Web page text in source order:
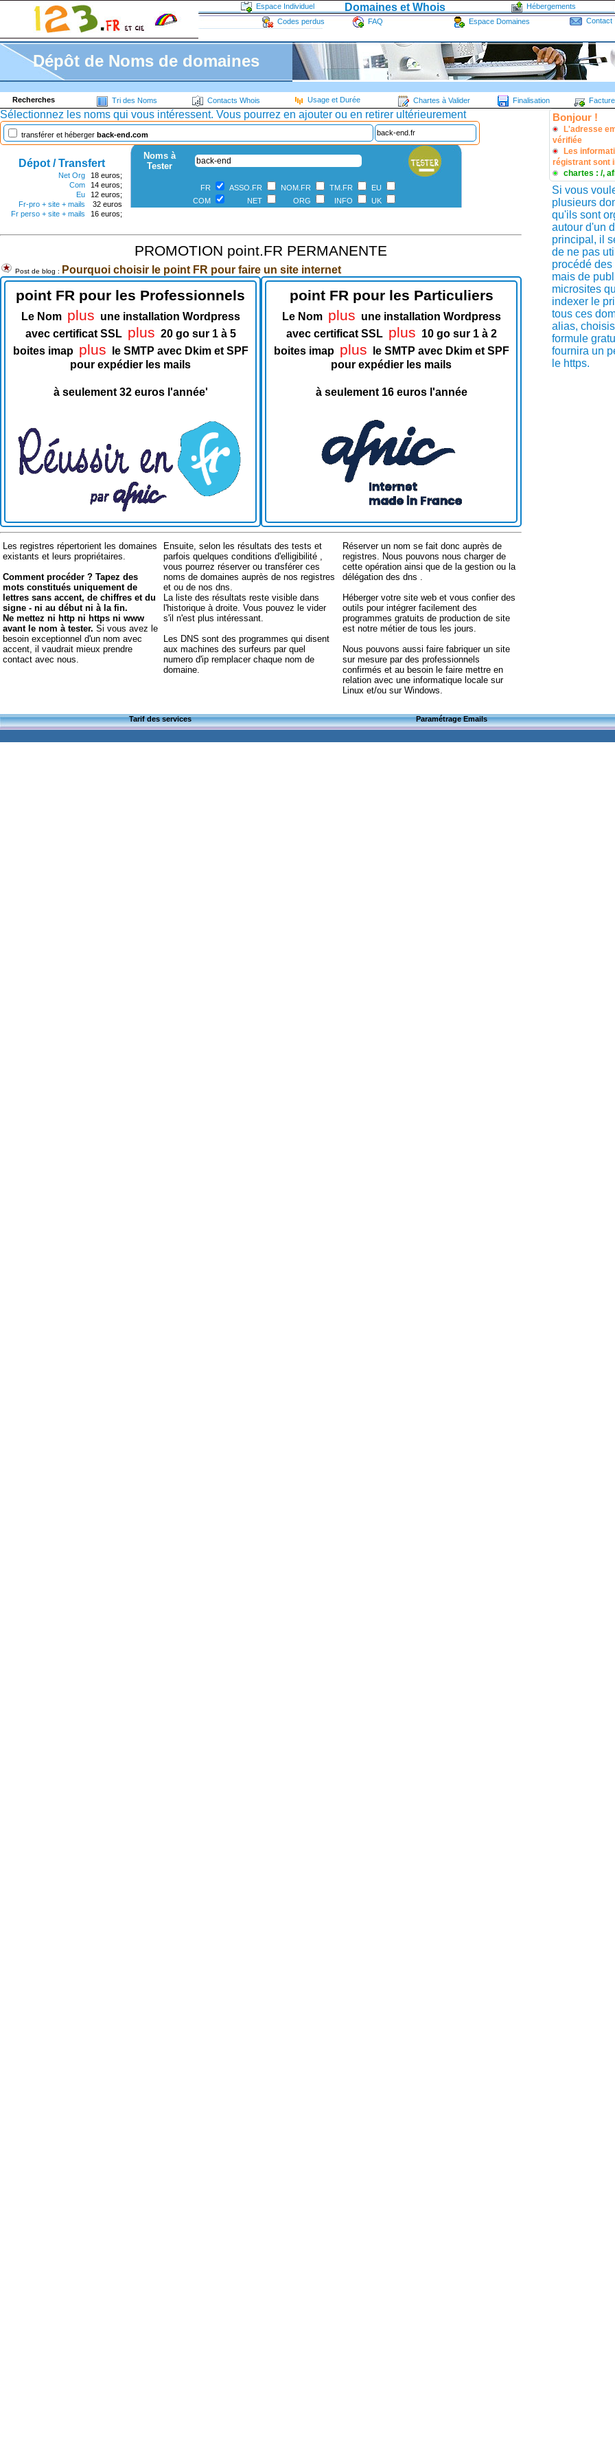
Espace Individuel Domaines et Whois Hébergements
Codes perdus
FAQ Espace Domaines Contact
Dépôt de Noms de domaines
Recherches Tri des Noms Contacts Whois Usage et Durée Chartes à Valider Finalisation
Sélectionnez les noms qui vous intéressent. Vous pourrez en ajouter ou en retirer ultérieurement
transférer et héberger back-end.com back-end.fr
Dépot / Transfert
Net Org
18 euros;
Com
14 euros;
Eu
12 euros;
Fr-pro + site + mails
32 euros
Fr perso + site + mails
16 euros;
Noms à
Tester
FR
COM
ASSO.FR
NET
NOM.FR
ORG
TM.FR
INFO
EU
UK
PROMOTION point.FR PERMANENTE
Post de blog : Pourquoi choisir le point FR pour faire un site internet
point FR pour les Professionnels
Le Nom plus une installation Wordpress
avec certificat SSL plus 20 go sur 1 à 5
boites imap plus
le SMTP avec Dkim et SPF
pour expédier les mails
à seulement 32 euros l'année'
point FR pour les Particuliers
Le Nom plus une installation Wordpress
avec certificat SSL plus 10 go sur 1 à 2
boites imap plus
le SMTP avec Dkim et SPF
pour expédier les mails
à seulement 16 euros l'année
Les registres répertorient les domaines
existants et leurs propriétaires.
Comment procéder ? Tapez des
mots constitués uniquement de
lettres sans accent, de chiffres et du
signe - ni au début ni à la fin.
Ne mettez ni http ni https ni www
avant le nom à tester. Si vous avez le
besoin exceptionnel d'un nom avec
accent, il vaudrait mieux prendre
contact avec nous.
Ensuite, selon les résultats des tests et
parfois quelques conditions d'elligibilité ,
vous pourrez réserver ou transférer ces
noms de domaines auprès de nos registres
et ou de nos dns.
La liste des résultats reste visible dans
l'historique à droite. Vous pouvez le vider
s'il n'est plus intéressant.
Les DNS sont des programmes qui disent
aux machines des surfeurs par quel
numero d'ip remplacer chaque nom de
domaine.
Réserver un nom se fait donc auprès de
registres. Nous pouvons nous charger de
cette opération ainsi que de la gestion ou la
délégation des dns .
Héberger votre site web et vous confier des
outils pour intégrer facilement des
programmes gratuits de production de site
est notre métier de tous les jours.
Nous pouvons aussi faire fabriquer un site
sur mesure par des professionnels
confirmés et au besoin le faire mettre en
relation avec une informatique locale sur
Linux et/ou sur Windows.
Bonjour !
L'adresse
vérifiée
Les
régistrant sont
chartes : /,
Si vous
plusieurs
qu'ils sont
autour d'un
principal, il
de ne pas
procédé
mais de
microsites
indexer le
tous ces
alias,
formule
fournira un
le https.
Tarif des services Paramétrage Emails